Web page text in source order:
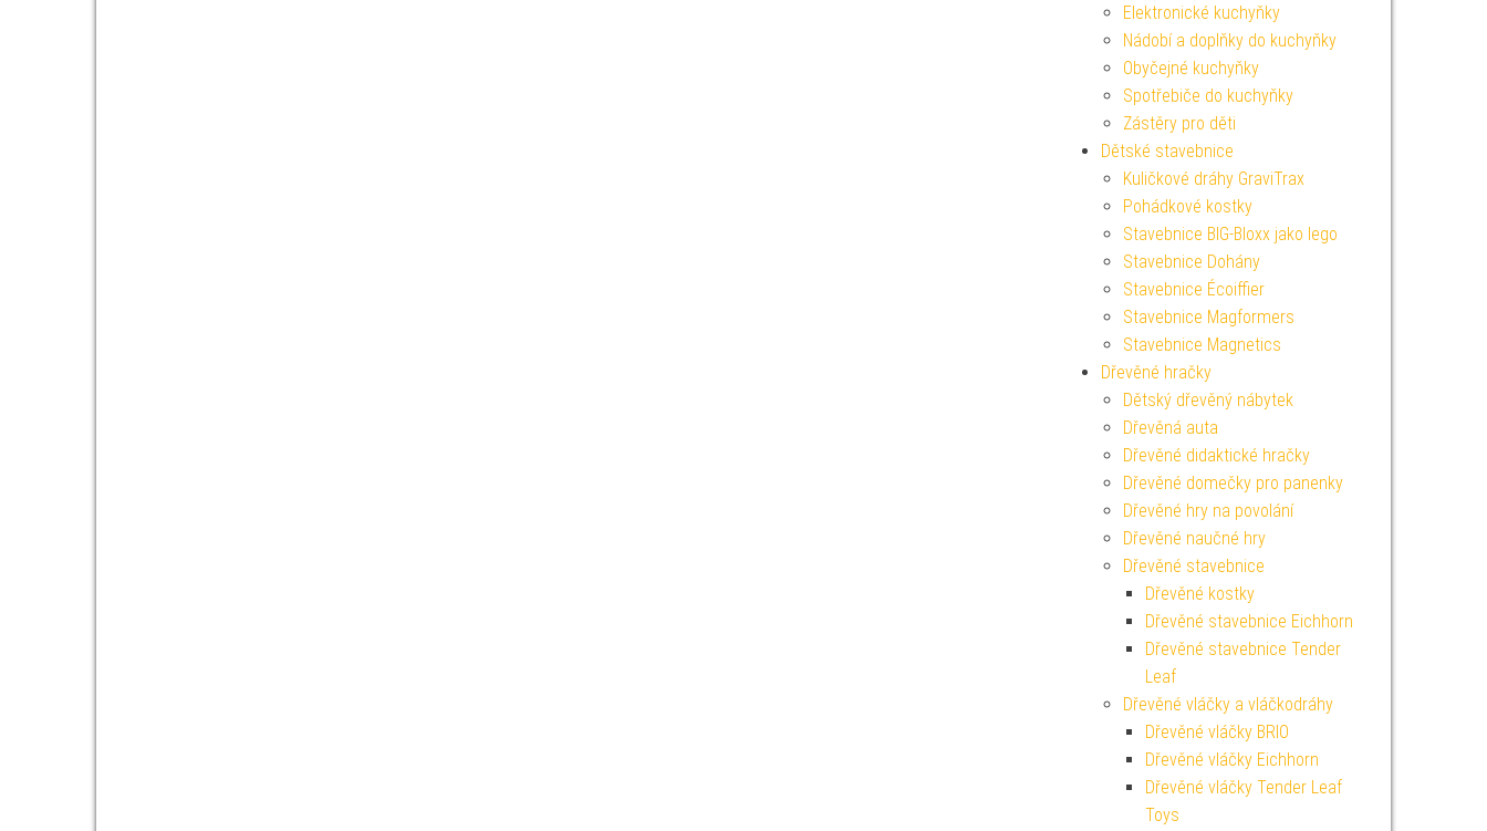
Elektronické kuchyňky
Nádobí a doplňky do kuchyňky
Obyčejné kuchyňky
Spotřebiče do kuchyňky
Zástěry pro děti
Dětské stavebnice
Kuličkové dráhy GraviTrax
Pohádkové kostky
Stavebnice BIG-Bloxx jako lego
Stavebnice Dohány
Stavebnice Écoiffier
Stavebnice Magformers
Stavebnice Magnetics
Dřevěné hračky
Dětský dřevěný nábytek
Dřevěná auta
Dřevěné didaktické hračky
Dřevěné domečky pro panenky
Dřevěné hry na povolání
Dřevěné naučné hry
Dřevěné stavebnice
Dřevěné kostky
Dřevěné stavebnice Eichhorn
Dřevěné stavebnice Tender
Leaf
Dřevěné vláčky a vláčkodráhy
Dřevěné vláčky BRIO
Dřevěné vláčky Eichhorn
Dřevěné vláčky Tender Leaf
Toys